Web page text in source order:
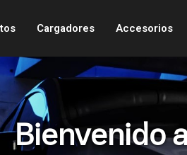
Cargadores Accesorios
Bienvenido